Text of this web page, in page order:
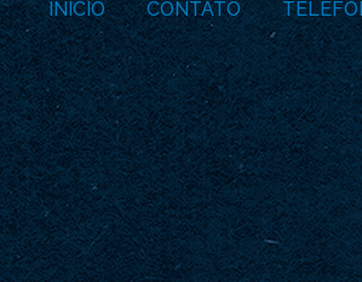
INICIO CONTATO